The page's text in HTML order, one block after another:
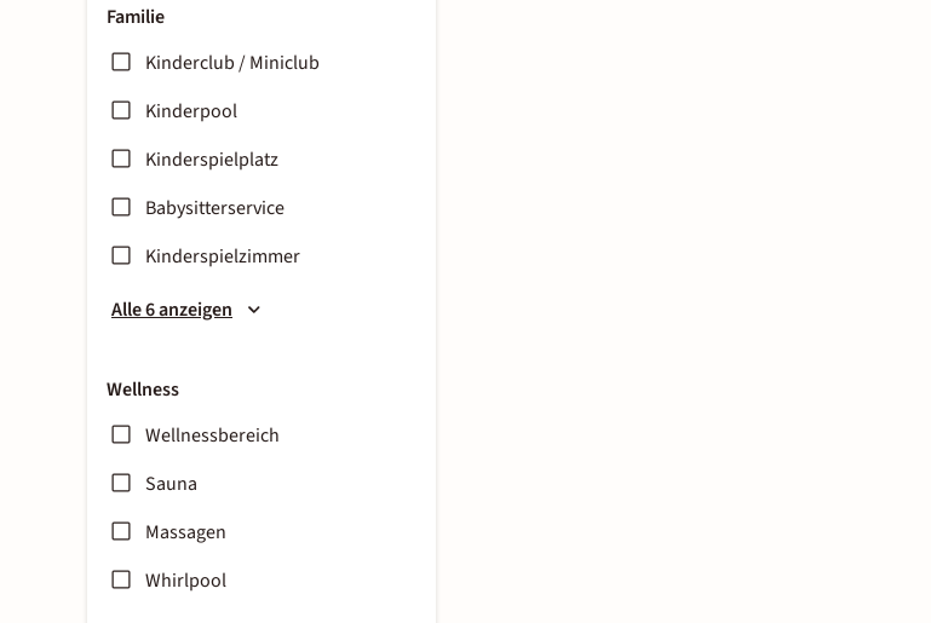
Familie
Kinderclub / Miniclub
Kinderpool
Kinderspielplatz
Babysitterservice
Kinderspielzimmer
Alle 6 anzeigen
Wellness
Wellnessbereich
Sauna
Massagen
Whirlpool